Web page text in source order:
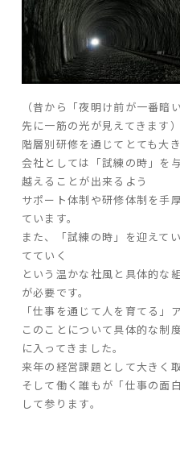
（昔から「夜明け前が一番暗
先に一筋の光が見えてきます）
階層別研修を通じてとても大
会社としては「試練の時」を
越えることが出来るよう
サポート体制や研修体制を手
ています。
また、「試練の時」を迎えて
てていく
という温かな社風と具体的な
が必要です。
「仕事を通じて人を育てる」
このことについて具体的な制
に入ってきました。
来年の経営課題として大きく
そして働く誰もが「仕事の面
して参ります。